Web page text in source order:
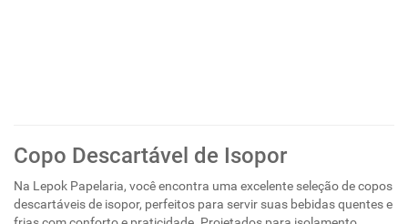
Copo Descartável de Isopor
Na Lepok Papelaria, você encontra uma excelente seleção de copos
descartáveis de isopor, perfeitos para servir suas bebidas quentes e